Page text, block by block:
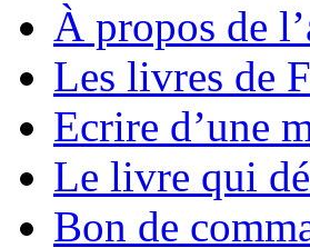
À propos de
Les livres de
Ecrire d’une
Le livre qui
Bon de